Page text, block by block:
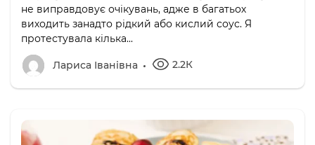
не виправдовує очікувань, адже в багатьох
виходить занадто рідкий або кислий соус. Я
протестувала кілька...
Лариса Іванівна 2.2К